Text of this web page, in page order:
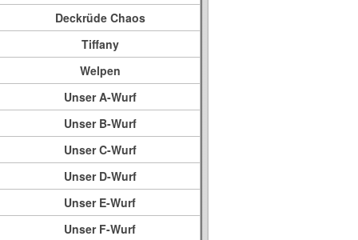
Deckrüde Chaos
Tiffany
Welpen
Unser A-Wurf
Unser B-Wurf
Unser C-Wurf
Unser D-Wurf
Unser E-Wurf
Unser F-Wurf